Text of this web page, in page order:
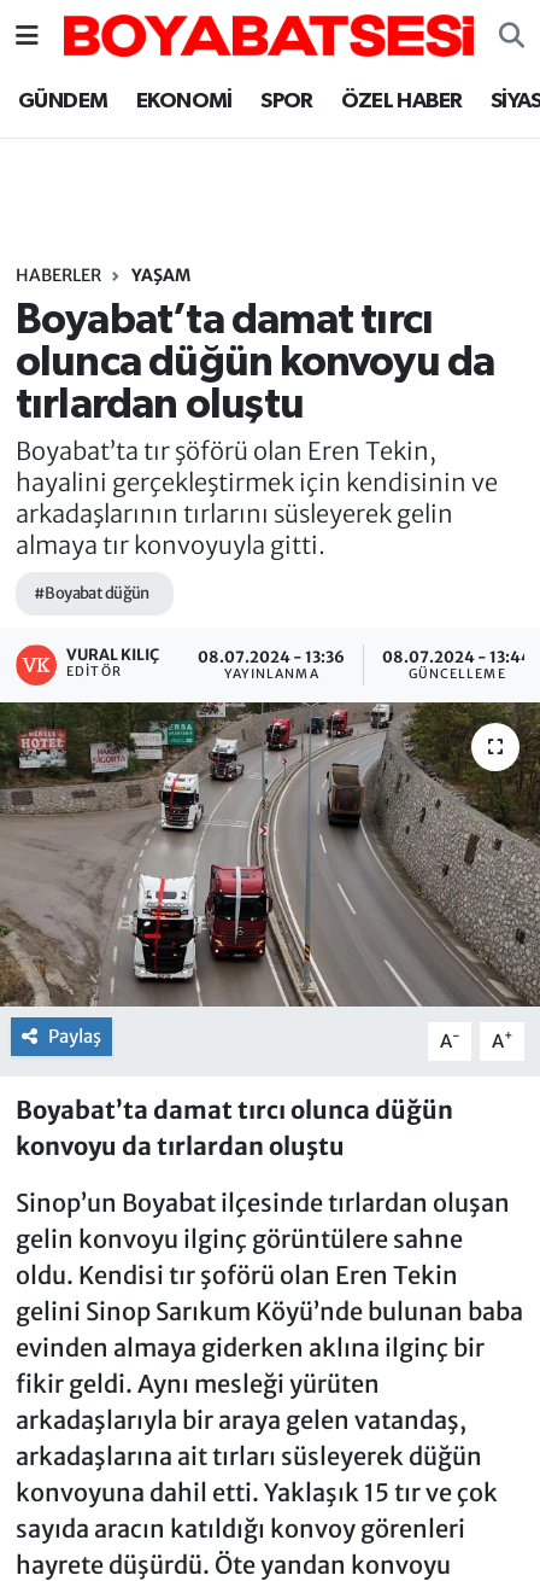
GÜNDEM EKONOMİ SPOR ÖZEL HABER
HABERLER YAŞAM
Boyabat’ta damat tırcı
olunca düğün konvoyu da
tırlardan oluştu
Boyabat’ta tır şöförü olan Eren Tekin,
hayalini gerçekleştirmek için kendisinin ve
arkadaşlarının tırlarını süsleyerek gelin
almaya tır konvoyuyla gitti.
#Boyabat düğün
VURAL KILIÇ
EDITÖR
08.07.2024 - 13:36
YAYINLANMA
08.07.2024 - 13:44
GÜNCELLEME
Paylaş A- A+
Boyabat’ta damat tırcı olunca düğün
konvoyu da tırlardan oluştu
Sinop’un Boyabat ilçesinde tırlardan oluşan
gelin konvoyu ilginç görüntülere sahne
oldu. Kendisi tır şoförü olan Eren Tekin
gelini Sinop Sarıkum Köyü’nde bulunan baba
evinden almaya giderken aklına ilginç bir
fikir geldi. Aynı mesleği yürüten
arkadaşlarıyla bir araya gelen vatandaş,
arkadaşlarına ait tırları süsleyerek düğün
konvoyuna dahil etti. Yaklaşık 15 tır ve çok
sayıda aracın katıldığı konvoy görenleri
hayrete düşürdü. Öte yandan konvoyu
Sinop Nöbetçi Eczaneler
Sinop Trafik Yoğunluk Haritası
Süper Lig Puan Durumu ve Fikstür
Tüm Manşetler
Son Dakika Haberleri
Haber Arşivi